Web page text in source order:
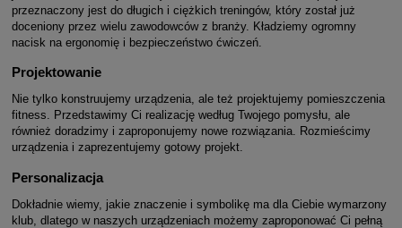
przeznaczony jest do długich i ciężkich treningów, który został już
doceniony przez wielu zawodowców z branży. Kładziemy ogromny
nacisk na ergonomię i bezpieczeństwo ćwiczeń.
Projektowanie
Nie tylko konstruujemy urządzenia, ale też projektujemy pomieszczenia
fitness. Przedstawimy Ci realizację według Twojego pomysłu, ale
również doradzimy i zaproponujemy nowe rozwiązania. Rozmieścimy
urządzenia i zaprezentujemy gotowy projekt.
Personalizacja
Dokładnie wiemy, jakie znaczenie i symbolikę ma dla Ciebie wymarzony
klub, dlatego w naszych urządzeniach możemy zaproponować Ci pełną